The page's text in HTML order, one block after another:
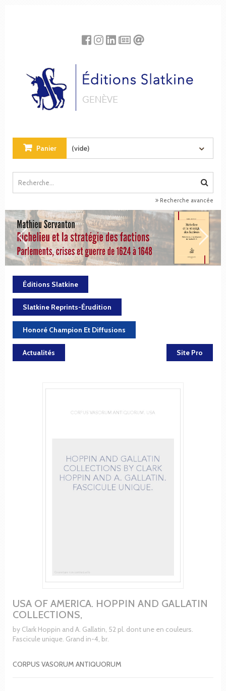
Panier (vide)
Recherche avancée
Éditions Slatkine
Slatkine Reprints-Érudition
Honoré Champion Et Diffusions
Actualités Site Pro
USA OF AMERICA. HOPPIN AND GALLATIN
COLLECTIONS,
by Clark Hoppin and A. Gallatin, 52 pl. dont une en couleurs.
Fascicule unique. Grand in-4, br.
CORPUS VASORUM ANTIQUORUM